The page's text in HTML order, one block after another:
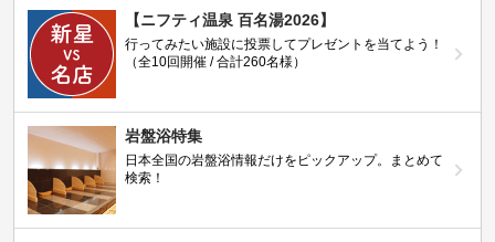
【ニフティ温泉 百名湯2026】
行ってみたい施設に投票してプレゼントを当てよう！
（全10回開催 / 合計260名様）
岩盤浴特集
日本全国の岩盤浴情報だけをピックアップ。まとめて
検索！